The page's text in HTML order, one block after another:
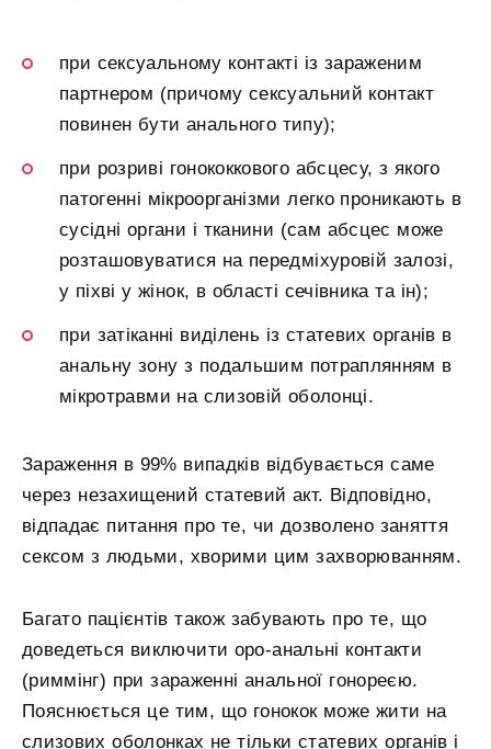
при сексуальному контакті із зараженим
партнером (причому сексуальний контакт
повинен бути анального типу);
при розриві гонококкового абсцесу, з якого
патогенні мікроорганізми легко проникають в
сусідні органи і тканини (сам абсцес може
розташовуватися на передміхуровій залозі,
у піхві у жінок, в області сечівника та ін);
при затіканні виділень із статевих органів в
анальну зону з подальшим потраплянням в
мікротравми на слизовій оболонці.
Зараження в 99% випадків відбувається саме
через незахищений статевий акт. Відповідно,
відпадає питання про те, чи дозволено заняття
сексом з людьми, хворими цим захворюванням.
Багато пацієнтів також забувають про те, що
доведеться виключити оро-анальні контакти
(риммінг) при зараженні анальної гонореєю.
Пояснюється це тим, що гонокок може жити на
слизових оболонках не тільки статевих органів і